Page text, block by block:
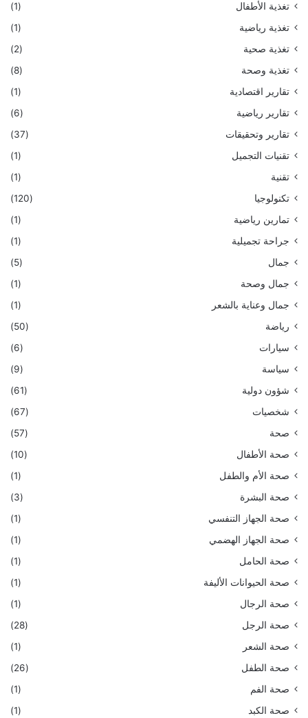
تغذية الأطفال
(1)
تغذية رياضية
(1)
تغذية صحية
(2)
تغذية وصحة
(8)
تقارير اقتصادية
(1)
تقارير رياضية
(6)
تقارير وتحقيقات
(37)
تقنيات التجميل
(1)
تقنية
(1)
تكنولوجيا
(120)
تمارين رياضية
(1)
جراحة تجميلية
(1)
جمال
(5)
جمال وصحة
(1)
جمال وعناية بالشعر
(1)
رياضة
(50)
سيارات
(6)
سياسة
(9)
شؤون دولية
(61)
شخصيات
(67)
صحة
(57)
صحة الأطفال
(10)
صحة الأم والطفل
(1)
صحة البشرة
(3)
صحة الجهاز التنفسي
(1)
صحة الجهاز الهضمي
(1)
صحة الحامل
(1)
صحة الحيوانات الأليفة
(1)
صحة الرجال
(1)
صحة الرجل
(28)
صحة الشعر
(1)
صحة الطفل
(26)
صحة الفم
(1)
صحة الكبد
(1)